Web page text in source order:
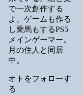
で一次創作する
よ、ゲームも作る
し乗馬もするPS5
メインゲーマー。
月の住人と同居
中。
オトをフォローす
る